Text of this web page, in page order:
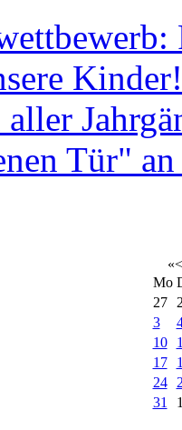
Kinder!
Tür"
«<
Mo
27
3
10
17
24
31